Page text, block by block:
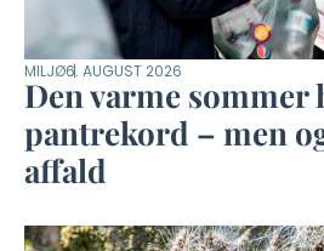
MILJØ6. AUGUST 2026
Den varme sommer
pantrekord – men
affald